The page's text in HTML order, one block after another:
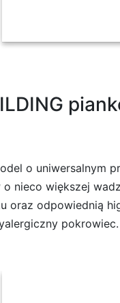
o uniwersalnym
nieco większej
oraz odpowiednią